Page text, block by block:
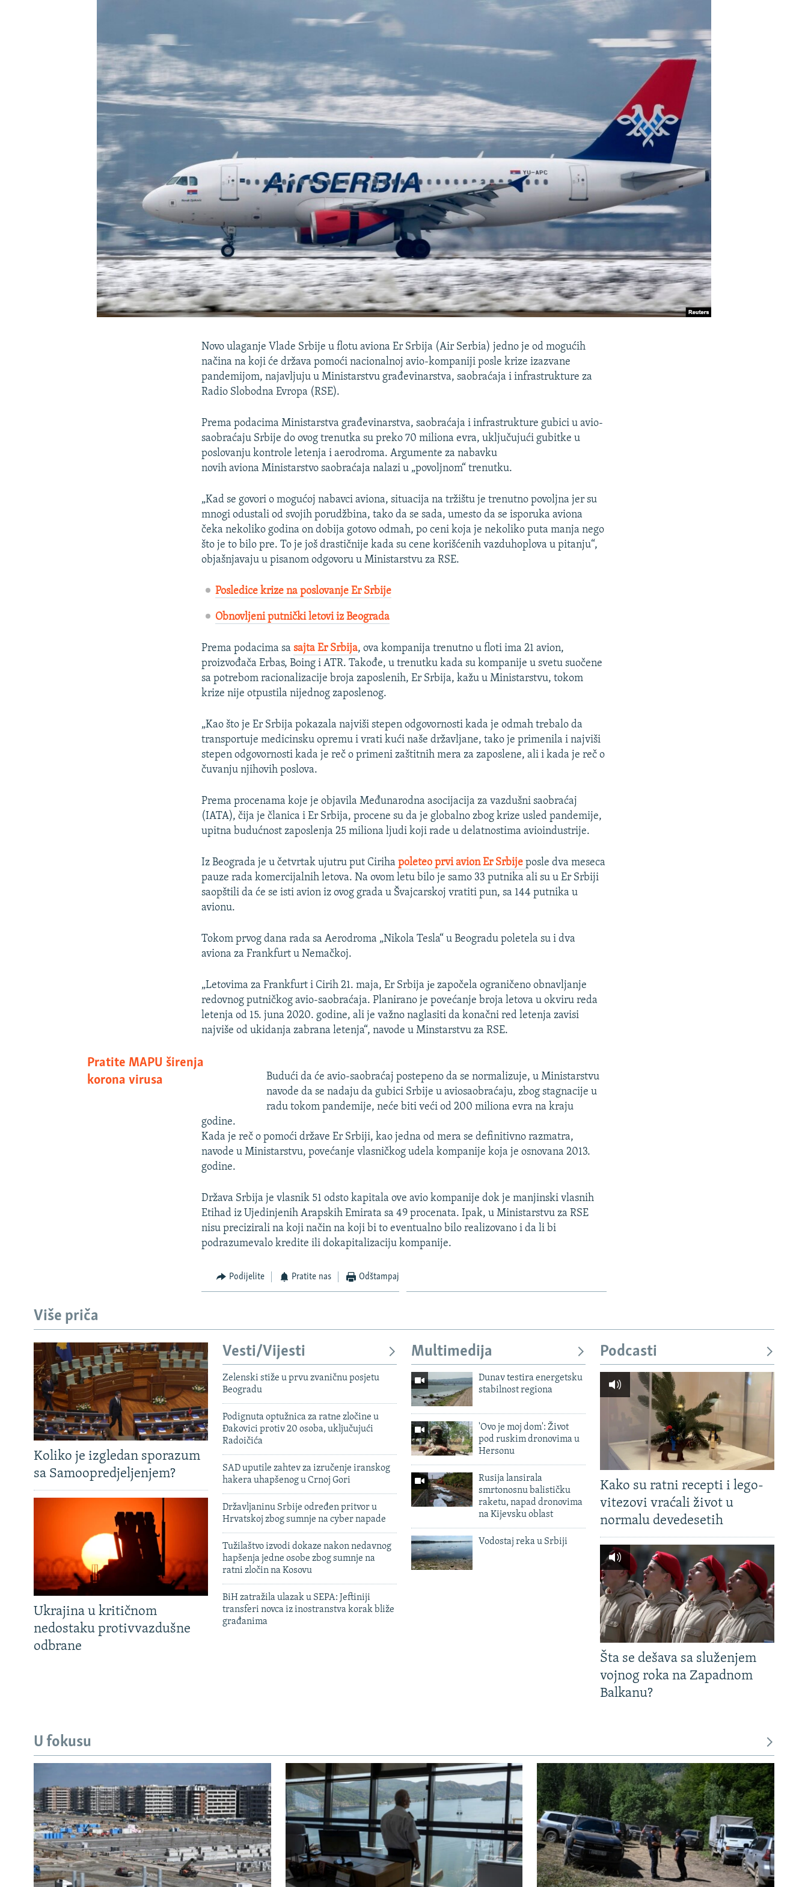
TRI DECENIJE OD RATA U BIH
NASTANAK I RASPAD JUGOSLAVIJE
Novo ulaganje Vlade Srbije u flotu aviona Er Srbija (Air Serbia) jedno je od mogućih
načina na koji će država pomoći nacionalnoj avio-kompaniji posle krize izazvane
pandemijom, najavljuju u Ministarstvu građevinarstva, saobraćaja i infrastrukture za
Radio Slobodna Evropa (RSE).
Prema podacima Ministarstva građevinarstva, saobraćaja i infrastrukture gubici u avio-
saobraćaju Srbije do ovog trenutka su preko 70 miliona evra, uključujući gubitke u
poslovanju kontrole letenja i aerodroma. Argumente za nabavku
novih aviona Ministarstvo saobraćaja nalazi u „povoljnom“ trenutku.
„Kad se govori o mogućoj nabavci aviona, situacija na tržištu je trenutno povoljna jer su
mnogi odustali od svojih porudžbina, tako da se sada, umesto da se isporuka aviona
čeka nekoliko godina on dobija gotovo odmah, po ceni koja je nekoliko puta manja nego
što je to bilo pre. To je još drastičnije kada su cene korišćenih vazduhoplova u pitanju“,
objašnjavaju u pisanom odgovoru u Ministarstvu za RSE.
Posledice krize na poslovanje Er Srbije
Obnovljeni putnički letovi iz Beograda​
Prema podacima sasajta Er Srbija, ova kompanija trenutno u floti ima 21 avion,
proizvođača Erbas, Boing i ATR. Takođe, u trenutku kada su kompanije u svetu suočene
sa potrebom racionalizacije broja zaposlenih, Er Srbija, kažu u Ministarstvu, tokom
krize nije otpustila nijednog zaposlenog.
„Kao što je Er Srbija pokazala najviši stepen odgovornosti kada je odmah trebalo da
transportuje medicinsku opremu i vrati kući naše državljane, tako je primenila i najviši
stepen odgovornosti kada je reč o primeni zaštitnih mera za zaposlene, ali i kada je reč o
čuvanju njihovih poslova.
Prema procenama koje je objavila Međunarodna asocijacija za vazdušni saobraćaj
(IATA), čija je članica i Er Srbija, procene su da je globalno zbog krize usled pandemije,
upitna budućnost zaposlenja 25 miliona ljudi koji rade u delatnostima avioindustrije.
Iz Beograda je u četvrtak ujutru put Cirihapoleteo prvi avion Er Srbijeposle dva meseca
pauze rada komercijalnih letova. Na ovom letu bilo je samo 33 putnika ali su u Er Srbiji
saopštili da će se isti avion iz ovog grada u Švajcarskoj vratiti pun, sa 144 putnika u
avionu.
Tokom prvog dana rada sa Aerodroma „Nikola Tesla“ u Beogradu poletela su i dva
aviona za Frankfurt u Nemačkoj.
„Letovima za Frankfurt i Cirih 21. maja, Er Srbija је započela ograničeno obnavljanje
redovnog putničkog avio-saobraćaja. Planirano je povećanje broja letova u okviru reda
letenja od 15. juna 2020. godine, ali je važno naglasiti da konačni red letenja zavisi
najviše od ukidanja zabrana letenja“, navode u Minstarstvu za RSE.
Pratite MAPU širenja
korona virusa
Budući da će avio-saobraćaj postepeno da se normalizuje, u Ministarstvu
navode da se nadaju da gubici Srbije u aviosaobraćaju, zbog stagnacije u
radu tokom pandemije, neće biti veći od 200 miliona evra na kraju
godine.
Kada je reč o pomoći države Er Srbiji, kao jedna od mera se definitivno razmatra,
navode u Ministarstvu, povećanje vlasničkog udela kompanije koja je osnovana 2013.
godine.
Država Srbija je vlasnik 51 odsto kapitala ove avio kompanije dok je manjinski vlasnih
Etihad iz Ujedinjenih Arapskih Emirata sa 49 procenata. Ipak, u Ministarstvu za RSE
nisu precizirali na koji način na koji bi to eventualno bilo realizovano i da li bi
podrazumevalo kredite ili dokapitalizaciju kompanije.
Podijelite Pratite nas Odštampaj
Više priča
Koliko je izgledan sporazum
sa Samoopredjeljenjem?
Ukrajina u kritičnom
nedostaku protivvazdušne
odbrane
Vesti/Vijesti
Zelenski stiže u prvu zvaničnu posjetu
Beogradu
Podignuta optužnica za ratne zločine u
Đakovici protiv 20 osoba, uključujući
Radoičića
SAD uputile zahtev za izručenje iranskog
hakera uhapšenog u Crnoj Gori
Državljaninu Srbije određen pritvor u
Hrvatskoj zbog sumnje na cyber napade
Tužilaštvo izvodi dokaze nakon nedavnog
hapšenja jedne osobe zbog sumnje na
ratni zločin na Kosovu
BiH zatražila ulazak u SEPA: Jeftiniji
transferi novca iz inostranstva korak bliže
građanima
Multimedija
Dunav testira energetsku
stabilnost regiona
'Ovo je moj dom': Život
pod ruskim dronovima u
Hersonu
Rusija lansirala
smrtonosnu balističku
raketu, napad dronovima
na Kijevsku oblast
Vodostaj reka u Srbiji
Podcasti
Kako su ratni recepti i lego-
vitezovi vraćali život u
normalu devedesetih
Šta se dešava sa služenjem
vojnog roka na Zapadnom
Balkanu?
U fokusu